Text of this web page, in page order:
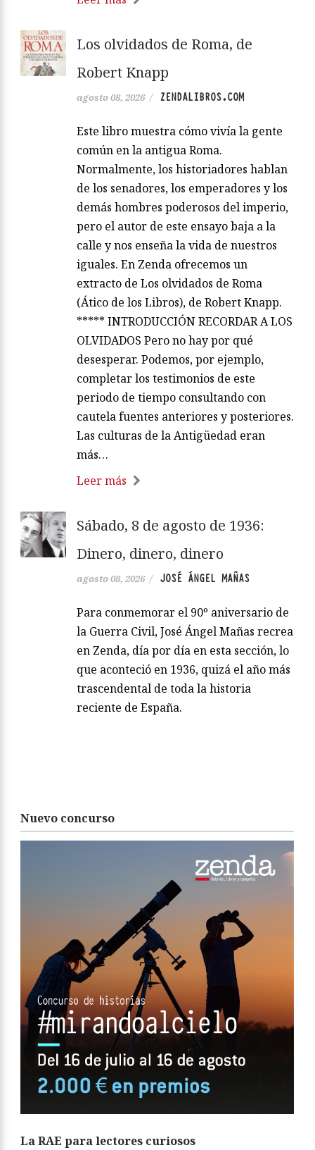
Los olvidados de Roma, de
Robert Knapp
agosto 08, 2026 / ZENDALIBROS.COM
Este libro muestra cómo vivía la gente
común en la antigua Roma.
Normalmente, los historiadores hablan
de los senadores, los emperadores y los
demás hombres poderosos del imperio,
pero el autor de este ensayo baja a la
calle y nos enseña la vida de nuestros
iguales. En Zenda ofrecemos un
extracto de Los olvidados de Roma
(Ático de los Libros), de Robert Knapp.
***** INTRODUCCIÓN RECORDAR A LOS
OLVIDADOS Pero no hay por qué
desesperar. Podemos, por ejemplo,
completar los testimonios de este
periodo de tiempo consultando con
cautela fuentes anteriores y posteriores.
Las culturas de la Antigüedad eran
más…
Leer más
Sábado, 8 de agosto de 1936:
Dinero, dinero, dinero
agosto 08, 2026 / JOSÉ ÁNGEL MAÑAS
Para conmemorar el 90º aniversario de
la Guerra Civil, José Ángel Mañas recrea
en Zenda, día por día en esta sección, lo
que aconteció en 1936, quizá el año más
trascendental de toda la historia
reciente de España.
Nuevo concurso
La RAE para lectores curiosos